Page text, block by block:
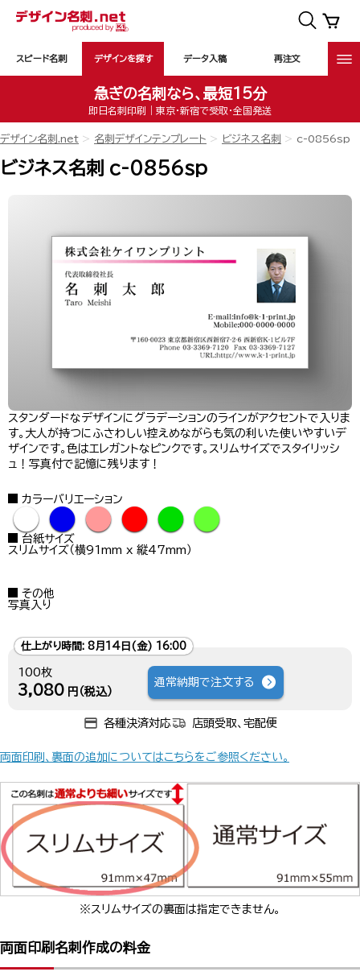
スピード名刺 デザインを探す データ入稿 再注文
急ぎの名刺なら、最短15分
即日名刺印刷｜東京・新宿で受取・全国発送
デザイン名刺.net 名刺デザインテンプレート ビジネス名刺 c-0856sp
ビジネス名刺 c-0856sp
スタンダードなデザインにグラデーションのラインがアクセントで入りま
す。大人が持つにふさわしい控えめながらも気の利いた使いやすいデ
ザインです。色はエレガントなピンクです。スリムサイズでスタイリッシ
ュ！写真付で記憶に残ります！
カラーバリエーション
● ● ● ● ● ●
台紙サイズ
スリムサイズ（横91mm x 縦47mm）
その他
写真入り
仕上がり時間: 8月14日(金) 16:00
100枚
3,080 円（税込）
通常納期で注文する
各種決済対応 店頭受取、宅配便
両面印刷、裏面の追加についてはこちらをご参照ください。
※スリムサイズの裏面は指定できません。
両面印刷名刺作成の料金